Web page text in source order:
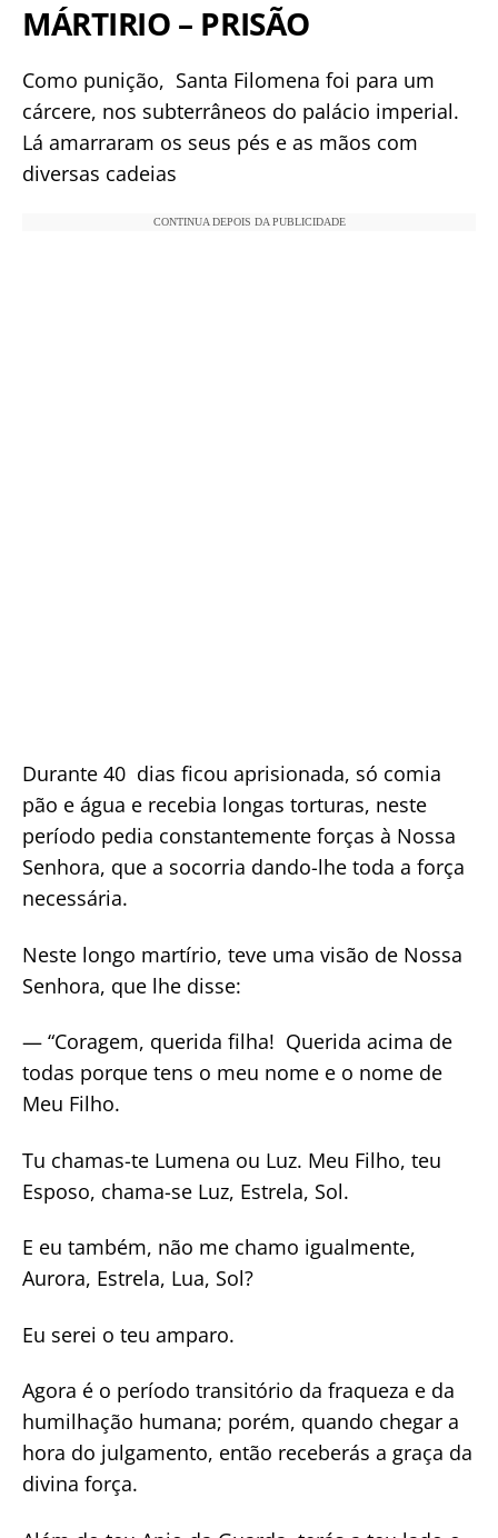
MÁRTIRIO – PRISÃO
Como punição, Santa Filomena foi para um
cárcere, nos subterrâneos do palácio imperial.
Lá amarraram os seus pés e as mãos com
diversas cadeias
CONTINUA DEPOIS DA PUBLICIDADE
Durante 40 dias ficou aprisionada, só comia
pão e água e recebia longas torturas, neste
período pedia constantemente forças à Nossa
Senhora, que a socorria dando-lhe toda a força
necessária.
Neste longo martírio, teve uma visão de Nossa
Senhora, que lhe disse:
— “Coragem, querida filha! Querida acima de
todas porque tens o meu nome e o nome de
Meu Filho.
Tu chamas-te Lumena ou Luz. Meu Filho, teu
Esposo, chama-se Luz, Estrela, Sol.
E eu também, não me chamo igualmente,
Aurora, Estrela, Lua, Sol?
Eu serei o teu amparo.
Agora é o período transitório da fraqueza e da
humilhação humana; porém, quando chegar a
hora do julgamento, então receberás a graça da
divina força.